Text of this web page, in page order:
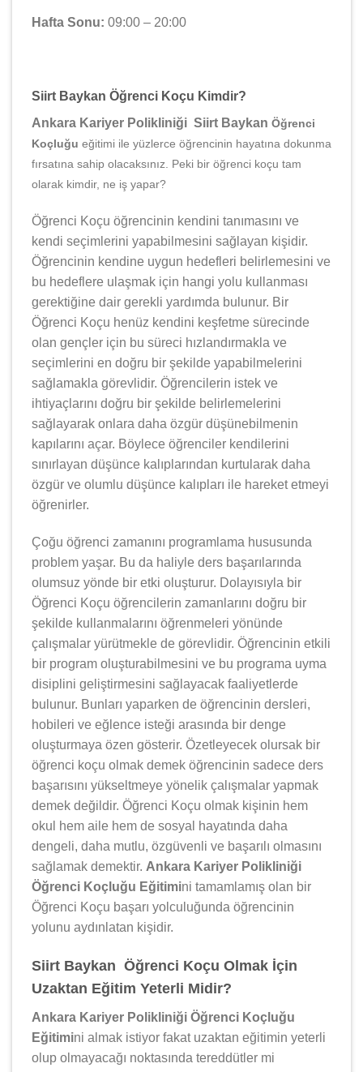
Hafta Sonu: 09:00 – 20:00
Siirt Baykan Öğrenci Koçu Kimdir?
Ankara Kariyer Polikliniği Siirt Baykan Öğrenci
Koçluğu eğitimi ile yüzlerce öğrencinin hayatına dokunma
fırsatına sahip olacaksınız. Peki bir öğrenci koçu tam
olarak kimdir, ne iş yapar?
Öğrenci Koçu öğrencinin kendini tanımasını ve
kendi seçimlerini yapabilmesini sağlayan kişidir.
Öğrencinin kendine uygun hedefleri belirlemesini ve
bu hedeflere ulaşmak için hangi yolu kullanması
gerektiğine dair gerekli yardımda bulunur. Bir
Öğrenci Koçu henüz kendini keşfetme sürecinde
olan gençler için bu süreci hızlandırmakla ve
seçimlerini en doğru bir şekilde yapabilmelerini
sağlamakla görevlidir. Öğrencilerin istek ve
ihtiyaçlarını doğru bir şekilde belirlemelerini
sağlayarak onlara daha özgür düşünebilmenin
kapılarını açar. Böylece öğrenciler kendilerini
sınırlayan düşünce kalıplarından kurtularak daha
özgür ve olumlu düşünce kalıpları ile hareket etmeyi
öğrenirler.
Çoğu öğrenci zamanını programlama hususunda
problem yaşar. Bu da haliyle ders başarılarında
olumsuz yönde bir etki oluşturur. Dolayısıyla bir
Öğrenci Koçu öğrencilerin zamanlarını doğru bir
şekilde kullanmalarını öğrenmeleri yönünde
çalışmalar yürütmekle de görevlidir. Öğrencinin etkili
bir program oluşturabilmesini ve bu programa uyma
disiplini geliştirmesini sağlayacak faaliyetlerde
bulunur. Bunları yaparken de öğrencinin dersleri,
hobileri ve eğlence isteği arasında bir denge
oluşturmaya özen gösterir. Özetleyecek olursak bir
öğrenci koçu olmak demek öğrencinin sadece ders
başarısını yükseltmeye yönelik çalışmalar yapmak
demek değildir. Öğrenci Koçu olmak kişinin hem
okul hem aile hem de sosyal hayatında daha
dengeli, daha mutlu, özgüvenli ve başarılı olmasını
sağlamak demektir. Ankara Kariyer Polikliniği
Öğrenci Koçluğu Eğitimini tamamlamış olan bir
Öğrenci Koçu başarı yolculuğunda öğrencinin
yolunu aydınlatan kişidir.
Siirt Baykan Öğrenci Koçu Olmak İçin
Uzaktan Eğitim Yeterli Midir?
Ankara Kariyer Polikliniği Öğrenci Koçluğu
Eğitimini almak istiyor fakat uzaktan eğitimin yeterli
olup olmayacağı noktasında tereddütler mi